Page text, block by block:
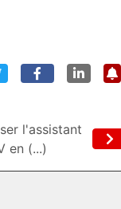
l'assistant
en (...)